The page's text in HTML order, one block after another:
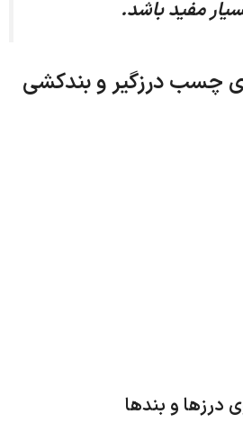
مفید باشد.
درزگیر و بندکشی
و بندها